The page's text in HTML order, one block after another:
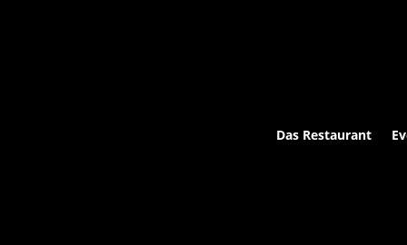
Das Restaurant